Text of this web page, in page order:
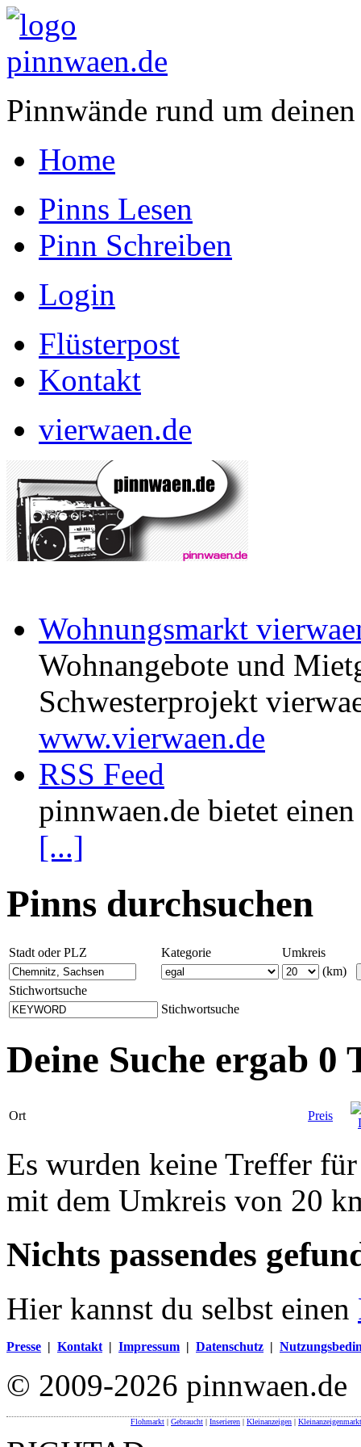
Pinnwände rund um
Home
Pinns Lesen
Pinn Schreiben
Login
Flüsterpost
Kontakt
vierwaen.de
Wohnungsmarkt
Wohnangebote und
Schwesterprojekt
www.vierwaen.de
RSS Feed
pinnwaen.de bietet
[...]
Pinns durchsuchen
Stadt oder PLZ Kategorie
Umkreis
(km)
Stichwortsuche
Stichwortsuche
Deine Suche ergab 0
Ort Preis
Es wurden keine Treffer
mit dem Umkreis von 20
Nichts passendes
Hier kannst du selbst einen
Presse | Kontakt | Impressum | Datenschutz |
© 2009-2026 pinnwaen.de
Flohmarkt | Gebraucht | Inserieren | Kleinanzeigen | Kleinanzeigenmarkt